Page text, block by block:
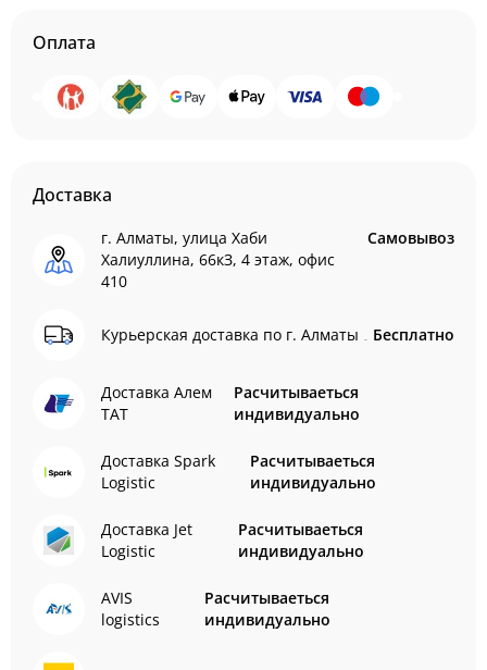
Оплата
Доставка
г. Алматы, улица Хаби
Халиуллина, 66кЗ, 4 этаж, офис
410
Самовывоз
Курьерская доставка по г. Алматы Бесплатно
Доставка Алем
ТАТ
Расчитываеться
индивидуально
Доставка Spark
Logistic
Расчитываеться
индивидуально
Доставка Jet
Logistic
Расчитываеться
индивидуально
AVIS
logistics
Расчитываеться
индивидуально